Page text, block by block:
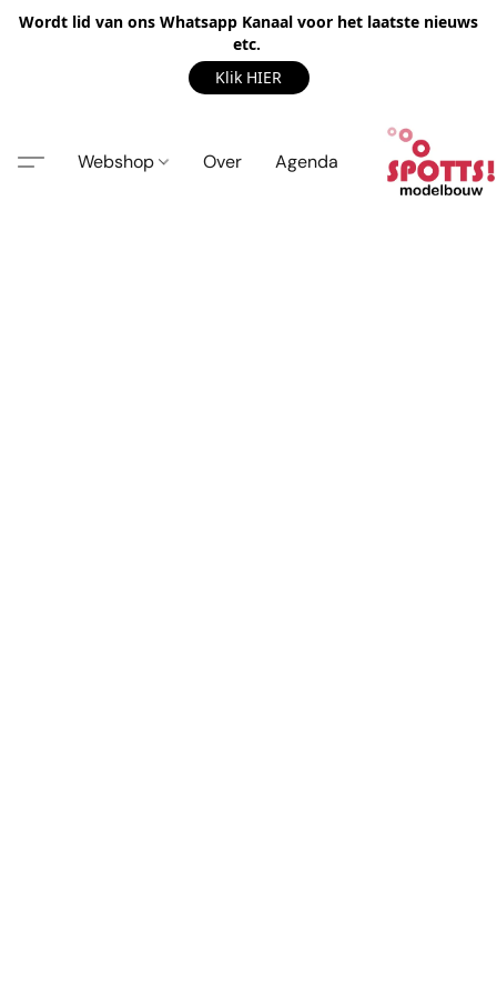
Wordt lid van ons Whatsapp Kanaal voor het laatste nieuws
etc.
Klik HIER
Webshop Over Agenda